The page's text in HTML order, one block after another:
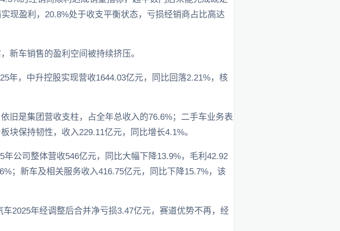
现盈利，20.8%处于收支平衡状态，亏损经销商占比高达
新车销售的盈利空间被持续挤压。
年，中升控股实现营收1644.03亿元，同比回落2.21%，核
旧是集团营收支柱，占全年总收入的76.6%；二手车业务表
块保持韧性，收入229.11亿元，同比增长4.1%。
公司整体营收546亿元，同比大幅下降13.9%，毛利42.92
；新车及相关服务收入416.75亿元，同比下降15.7%，该
2025年经调整后合并净亏损3.47亿元，赛道优势不再，经